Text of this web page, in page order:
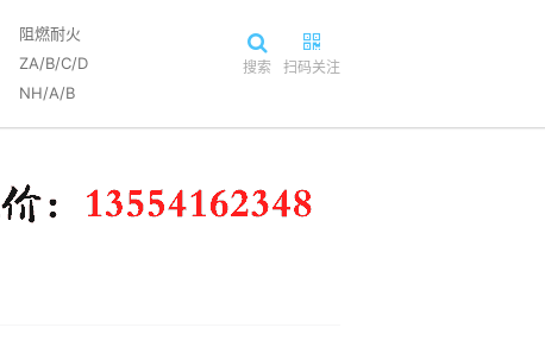
阻燃耐火
ZA/B/C/D
NH/A/B
搜索 扫码关注